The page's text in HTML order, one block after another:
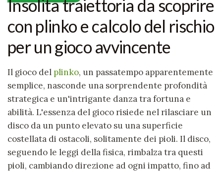
Insolita traiettoria da scoprire
con plinko e calcolo del rischio
per un gioco avvincente
Il gioco del plinko, un passatempo apparentemente
semplice, nasconde una sorprendente profondità
strategica e un'intrigante danza tra fortuna e
abilità. L'essenza del gioco risiede nel rilasciare un
disco da un punto elevato su una superficie
costellata di ostacoli, solitamente dei pioli. Il disco,
seguendo le leggi della fisica, rimbalza tra questi
pioli, cambiando direzione ad ogni impatto, fino ad